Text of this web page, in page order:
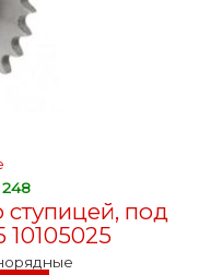
ступицей, под
10105025